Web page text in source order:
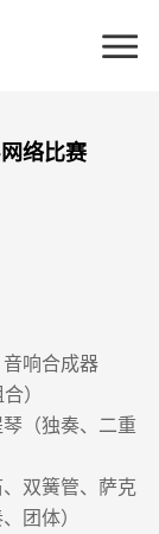
络比赛
响合成器
）
（独奏、二重
双簧管、萨克
团体）